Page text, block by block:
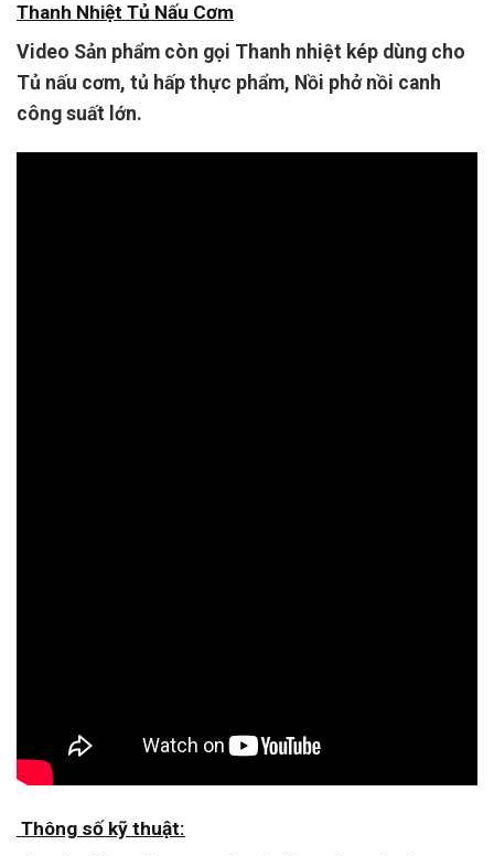
Thanh Nhiệt Tủ Nấu Cơm
Video Sản phẩm còn gọi Thanh nhiệt kép dùng cho
Tủ nấu cơm, tủ hấp thực phẩm, Nồi phở nồi canh
công suất lớn.
Thông số kỹ thuật: